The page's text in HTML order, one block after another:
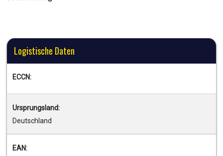
Logistische Daten
ECCN:
Ursprungsland:
Deutschland
EAN: